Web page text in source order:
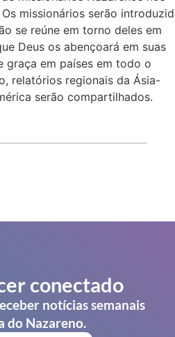
missionários serão
se reúne em torno deles em
Deus os abençoará em suas
graça em países em todo o
relatórios regionais da Ásia-
serão compartilhados.
conectado
notícias semanais
do Nazareno.